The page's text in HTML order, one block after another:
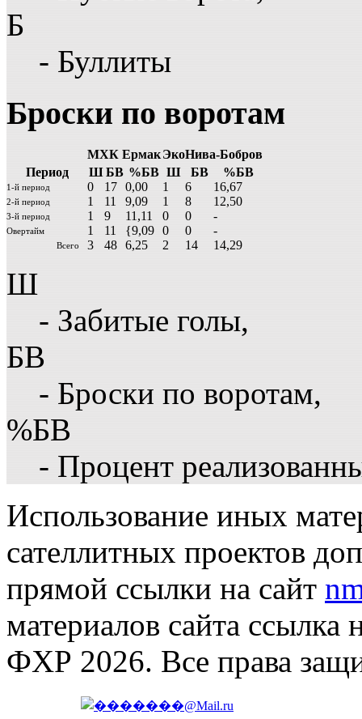
Б
- Буллиты
Броски по воротам
МХК ЕрмакЭкоНива-Бобров
Период
Ш БВ %БВ Ш БВ %БВ
1-й период 0 17 0,00 1 6 16,67
2-й период 1 11 9,09 1 8 12,50
3-й период 1 9 11,11 0 0 -
Овертайм 1 11 {9,09 0 0 -
Всего 3 48 6,25 2 14 14,29
Ш
- Забитые голы,
БВ
- Броски по воротам,
%БВ
- Процент
Использование иных
сателлитных проектов
прямой ссылки на сайт
материалов сайта ссылка
ФХР 2026. Все права